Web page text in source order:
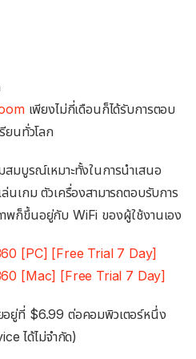
เพียงไม่กี่เดือนก็ได้รับการตอบ
ยนทั่วโลก
สมบูรณ์เหมาะทั้งในการนำเสนอ
นเกม ตัวเครื่องสามารถตอบรับการ
ก็ขึ้นอยู่กับ WiFi ของผู้ใช้งานเอง
[PC] [Free Trial 7 Day]
[Mac] [Free Trial 7 Day]
อยู่ที่ $6.99 ต่อคอมพิวเตอร์หนึ่ง
ได้ไม่จำกัด)